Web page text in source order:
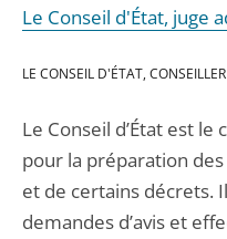
Le Conseil d'État, juge
LE CONSEIL D'ÉTAT,
Le Conseil d’État est
pour la préparation
et de certains décrets.
demandes d’avis et